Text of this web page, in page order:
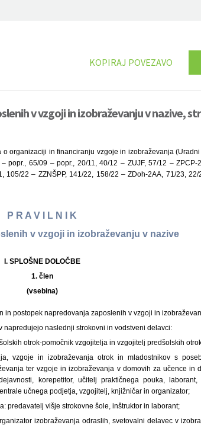
KOPIRAJ POVEZAVO
v vzgoji in izobraževanju v nazive,
organizaciji in financiranju vzgoje in izobraževanja (Uradni
popr., 65/09 – popr., 20/11, 40/12 – ZUJF, 57/12 – ZPCP-
105/22 – ZZNŠPP, 141/22, 158/22 – ZDoh-2AA, 71/23,
P R A V I L N I K
v vzgoji in izobraževanju v nazive
I. SPLOŠNE DOLOČBE
1. člen
(vsebina)
in postopek napredovanja zaposlenih v vzgoji in
napredujejo naslednji strokovni in vodstveni delavci:
otrok-pomočnik vzgojitelja in vzgojitelj predšolskih
vzgoje in izobraževanja otrok in mladostnikov s
ter vzgoje in izobraževanja v domovih za učence in
korepetitor, učitelj praktičnega pouka, laborant,
učnega podjetja, vzgojitelj, knjižničar in organizator;
predavatelj višje strokovne šole, inštruktor in laborant;
izobraževanja odraslih, svetovalni delavec v